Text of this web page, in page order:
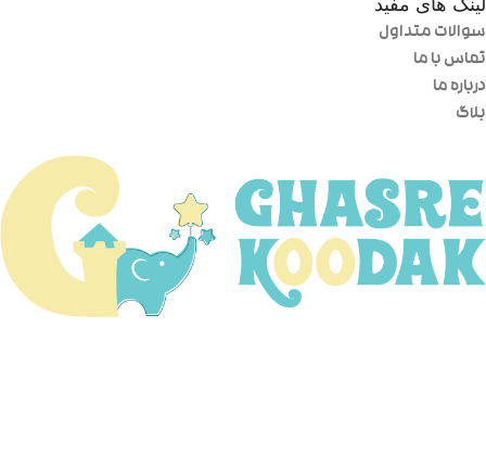
سوالات متداول
تماس با ما
درباره ما
بلاگ